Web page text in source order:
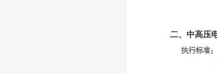
二、中高压